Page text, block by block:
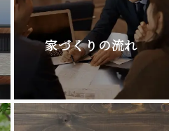
家づくりの流れ